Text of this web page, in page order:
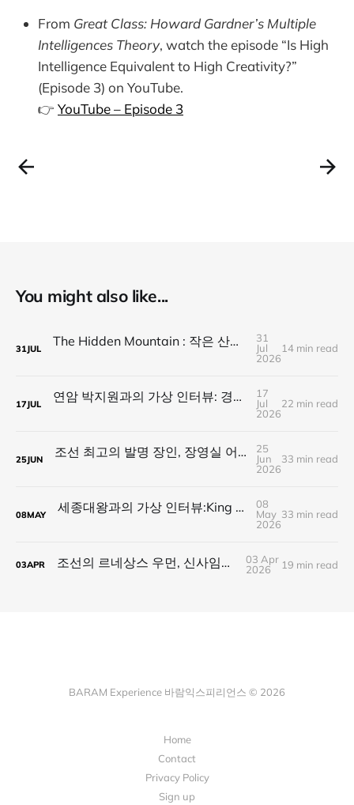
From Great Class: Howard Gardner’s Multiple
Intelligences Theory, watch the episode “Is High
Intelligence Equivalent to High Creativity?”
(Episode 3) on YouTube.
👉 YouTube – Episode 3
You might also like...
31JUL The Hidden Mountain : 작은 산이 큰 산을 가린다
31
Jul
2026
14 min read
17JUL 연암 박지원과의 가상 인터뷰: 경계 위의 통섭 문장가가 전하는 21세기 네오 폴리매스의 길
17
Jul
2026
22 min read
25JUN 조선 최고의 발명 장인, 장영실 어른과의 대화:21세기 네오 폴리매스에게 전하는 이야기
25
Jun
2026
33 min read
08MAY 세종대왕과의 가상 인터뷰:King of Polymath가 전하는 21세기 네오 폴리매스의 길
08
May
2026
33 min read
03APR 조선의 르네상스 우먼, 신사임당을 만나다
03 Apr
2026
19 min read
BARAM Experience 바람익스피리언스 © 2026
Home
Contact
Privacy Policy
Sign up